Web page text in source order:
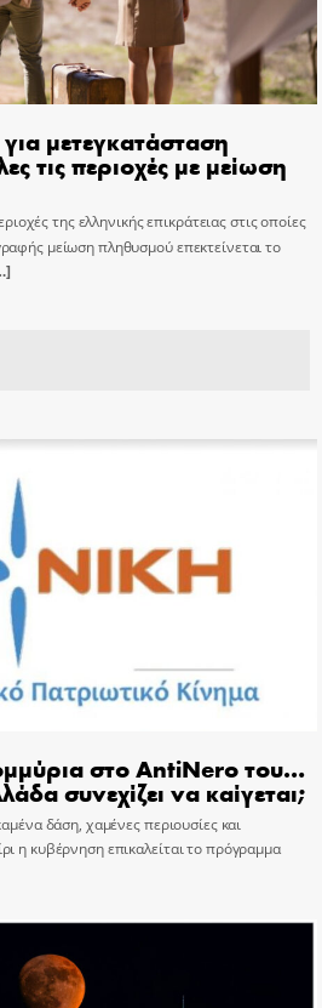
μετεγκατάσταση
τις περιοχές με μείωση
της ελληνικής επικράτειας στις οποίες
μείωση πληθυσμού επεκτείνεται το
στο AntiNero του…
συνεχίζει να καίγεται;
δάση, χαμένες περιουσίες και
η κυβέρνηση επικαλείται το πρόγραμμα